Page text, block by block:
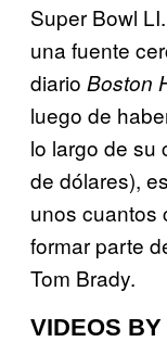
Super Bowl
una fuente
diario Boston
luego de
lo largo de su
de dólares),
unos cuantos
formar parte
Tom Brady.
VIDEOS BY